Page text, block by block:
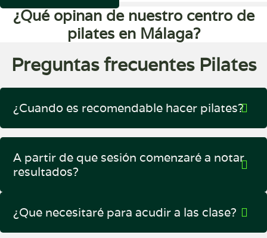
¿Qué opinan de nuestro centro de
pilates en Málaga?
Preguntas frecuentes Pilates
¿Cuando es recomendable hacer pilates?
A partir de que sesión comenzaré a notar
resultados?
¿Que necesitaré para acudir a las clase?